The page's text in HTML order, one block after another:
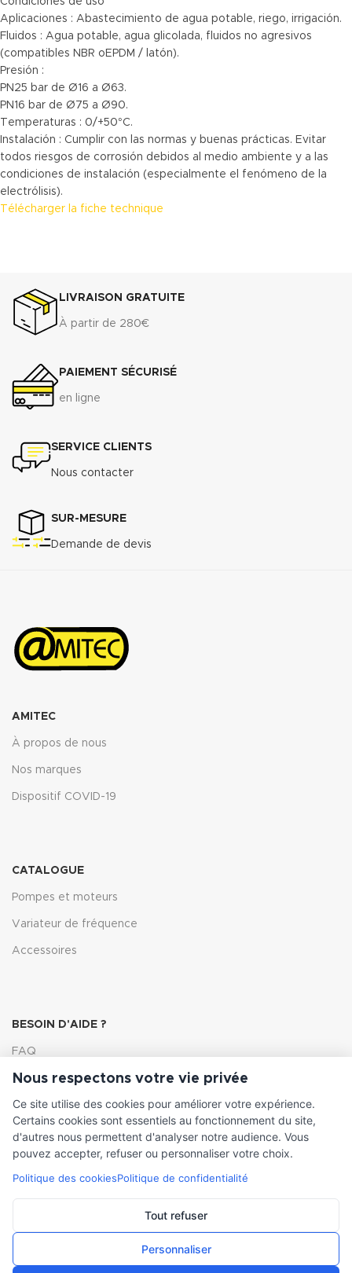
Aplicaciones : Abastecimiento de agua potable, riego, irrigación.
Fluidos : Agua potable, agua glicolada, fluidos no agresivos
(compatibles NBR oEPDM / latón).
Presión :
PN25 bar de Ø16 a Ø63.
PN16 bar de Ø75 a Ø90.
Temperaturas : 0/+50°C.
Instalación : Cumplir con las normas y buenas prácticas. Evitar
todos riesgos de corrosión debidos al medio ambiente y a las
condiciones de instalación (especialmente el fenómeno de la
electrólisis).
Télécharger la fiche technique
LIVRAISON GRATUITE
À partir de 280€
PAIEMENT SÉCURISÉ
en ligne
SERVICE CLIENTS
Nous contacter
SUR-MESURE
Demande de devis
AMITEC
À propos de nous
Nos marques
Dispositif COVID-19
CATALOGUE
Pompes et moteurs
Variateur de fréquence
Accessoires
BESOIN D'AIDE ?
FAQ
Lexique
Comment choisir ma pompe
INFORMATIONS LÉGALES
Mentions légales
Nous respectons votre vie privée
Ce site utilise des cookies pour améliorer votre expérience.
Certains cookies sont essentiels au fonctionnement du site,
d'autres nous permettent d'analyser notre audience. Vous
pouvez accepter, refuser ou personnaliser votre choix.
Politique des cookiesPolitique de confidentialité
Tout refuser
Personnaliser